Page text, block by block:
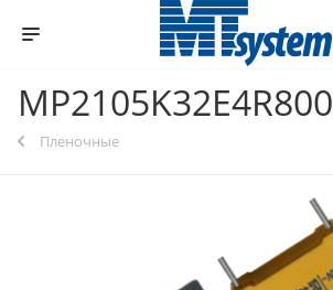
MP2105K32E4R800
Пленочные